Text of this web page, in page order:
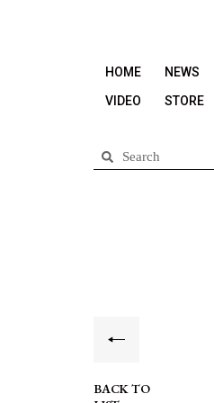
HOME NEWS
VIDEO
STORE
BACK TO